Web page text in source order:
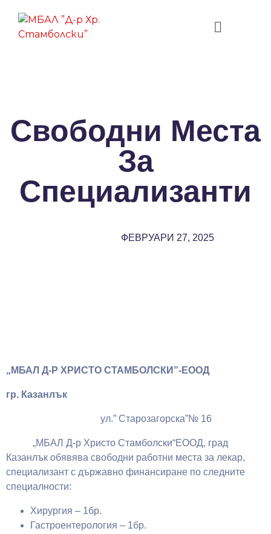
Свободни Места
За
Специализанти
ФЕВРУАРИ 27, 2025
„МБАЛ Д-Р ХРИСТО СТАМБОЛСКИ”-ЕООД
гр. Казанлък
ул.” Старозагорска”№ 16
„МБАЛ Д-р Христо Стамболски“ЕООД, град
Казанлък обявява свободни работни места за лекар,
специализант с държавно финансиране по следните
специалности:
Хирургия – 1бр.
Гастроентерология – 1бр.